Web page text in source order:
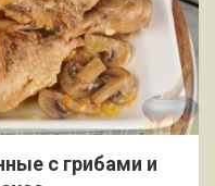
с грибами и